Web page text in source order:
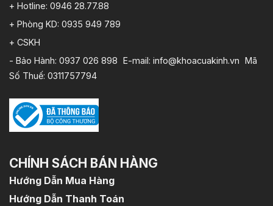
+ Hotline: 0946 28.77.88
+ Phòng KD: 0935 949 789
+ CSKH
- Bảo Hành: 0937 026 898 E-mail: info@khoacuakinh.vn Mã
Số Thuế: 0311757794
CHÍNH SÁCH BÁN HÀNG
Hướng Dẫn Mua Hàng
Hướng Dẫn Thanh Toán